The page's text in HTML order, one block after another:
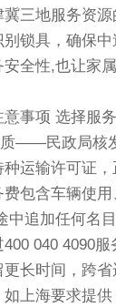
三地服务资
锁具，确保
全性,也让家
意事项 选择服
——民政局核
运输许可证
包含车辆使
中追加任何名目
040 4090
长时间，跨
上海要求提